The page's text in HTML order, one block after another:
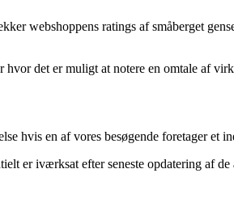
webshoppens ratings af småberget
det er muligt at notere en omtale af
hvis en af vores besøgende foretager et
er iværksat efter seneste opdatering af de